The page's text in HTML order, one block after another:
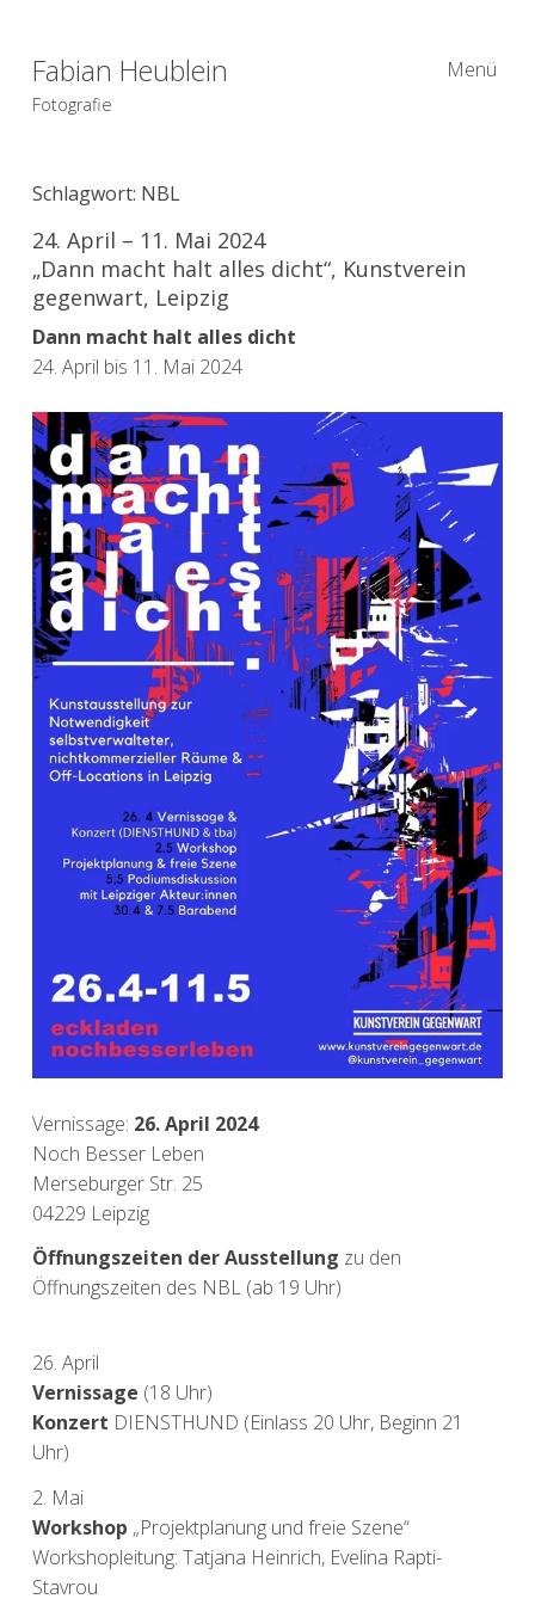
Fabian Heublein
Fotografie
Menü
Schlagwort: NBL
24. April – 11. Mai 2024
„Dann macht halt alles dicht“, Kunstverein
gegenwart, Leipzig
Dann macht halt alles dicht
24. April bis 11. Mai 2024
Vernissage: 26. April 2024
Noch Besser Leben
Merseburger Str. 25
04229 Leipzig
Öffnungszeiten der Ausstellung zu den
Öffnungszeiten des NBL(ab 19 Uhr)
26. April
Vernissage (18 Uhr)
Konzert DIENSTHUND (Einlass 20 Uhr, Beginn 21
Uhr)
2. Mai
Workshop „Projektplanung und freie Szene“
Workshopleitung: Tatjana Heinrich, Evelina Rapti-
Stavrou